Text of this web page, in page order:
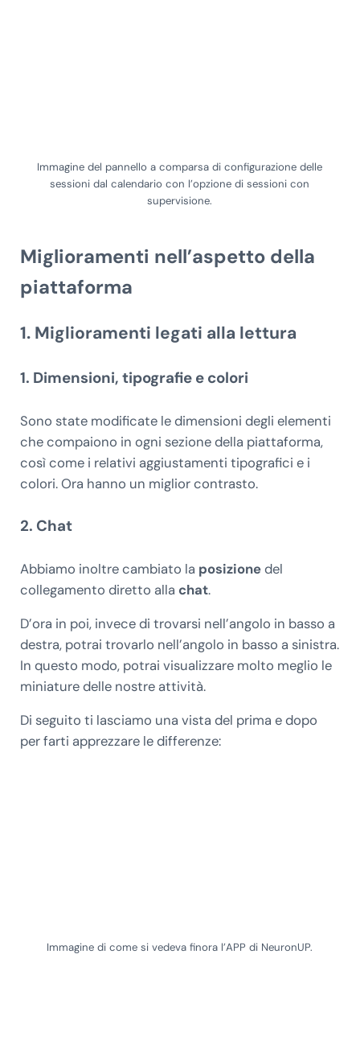
Immagine del pannello a comparsa di configurazione delle
sessioni dal calendario con l’opzione di sessioni con
supervisione.
Miglioramenti nell’aspetto della
piattaforma
1. Miglioramenti legati alla lettura
1. Dimensioni, tipografie e colori
Sono state modificate le dimensioni degli elementi
che compaiono in ogni sezione della piattaforma,
così come i relativi aggiustamenti tipografici e i
colori. Ora hanno un miglior contrasto.
2. Chat
Abbiamo inoltre cambiato la posizionedel
collegamento diretto alla chat.
D’ora in poi, invece di trovarsi nell’angolo in basso a
destra, potrai trovarlo nell’angolo in basso a sinistra.
In questo modo, potrai visualizzare molto meglio le
miniature delle nostre attività.
Di seguito ti lasciamo una vista del prima e dopo
per farti apprezzare le differenze:
Immagine di come si vedeva finora l’APP di NeuronUP.